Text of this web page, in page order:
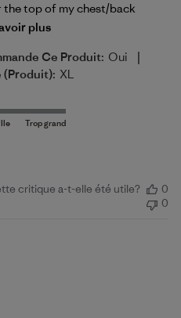
top of my chest/back
plus
Ce Produit: Oui |
(produit): XL
critique a-t-elle été utile?
0
0